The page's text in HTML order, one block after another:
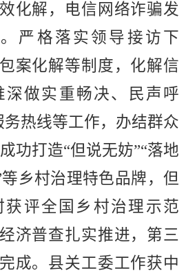
化解，电信网络诈骗发
严格落实领导接访下
案化解等制度，化解信
深做实重畅决、 民声呼
务热线等工作，办结群众
功打造“但说无妨”“落地
等乡村治理特色品牌，但
获评全国乡村治理示范
济普查扎实推进，第三
成。县关工委工作获中